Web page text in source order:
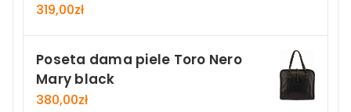
319,00zł
Poseta dama piele Toro Nero
Mary black
380,00zł